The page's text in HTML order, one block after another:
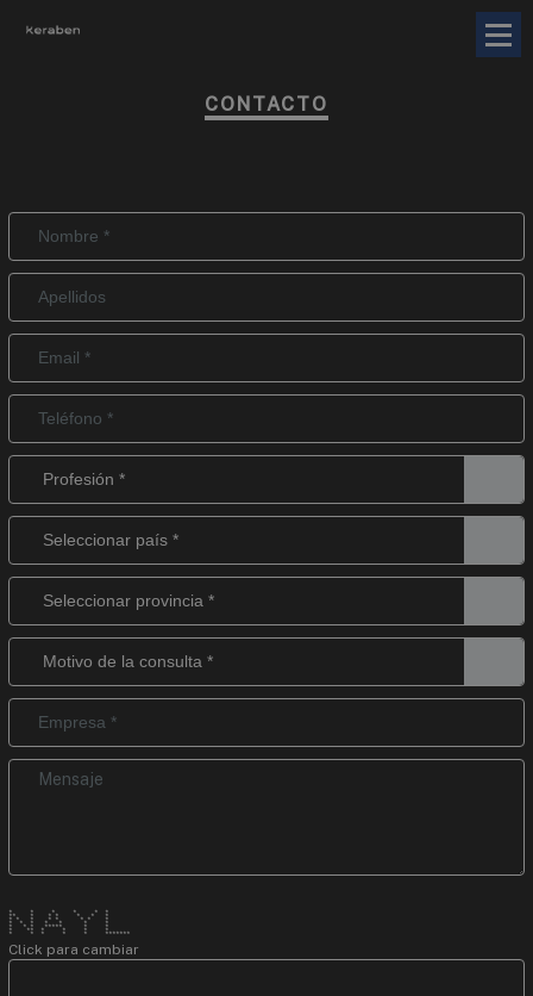
CONTACTO
* * * * * *
** * * * * * *
* * * * * * * *
* * * * * * *
* * * ***** * *
* ** * * * *
* * * * * *******
Click para cambiar